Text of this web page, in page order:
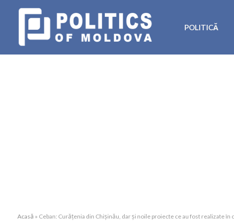
POLITICĂ
Acasă » Ceban: Curățenia din Chișinău, dar și noile proiecte ce au fost realizate în